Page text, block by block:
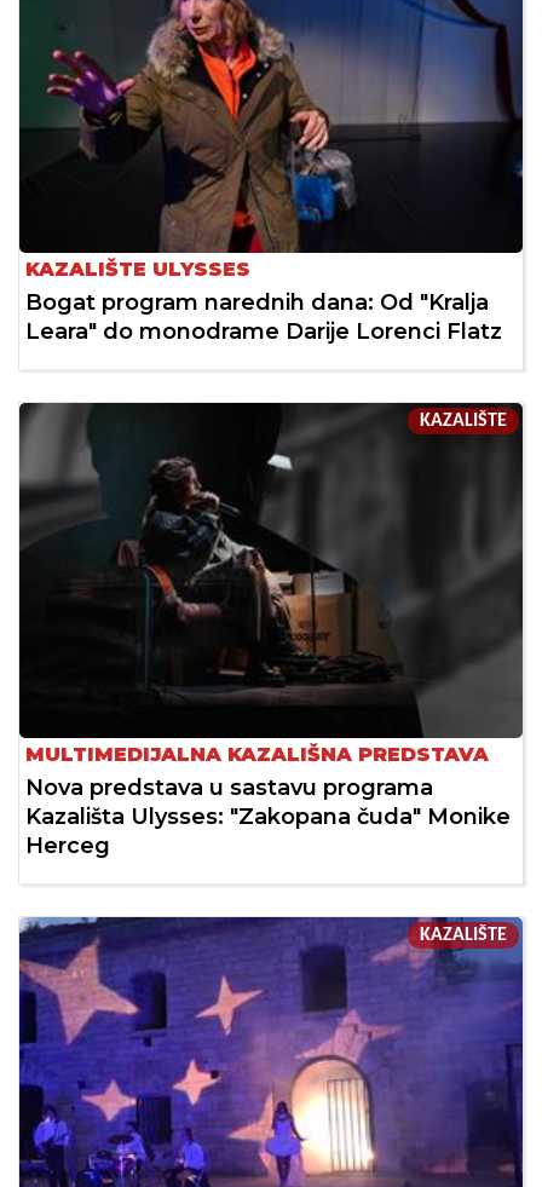
KAZALIŠTE ULYSSES
Bogat program narednih dana: Od "Kralja
Leara" do monodrame Darije Lorenci Flatz
KAZALIŠTE
MULTIMEDIJALNA KAZALIŠNA PREDSTAVA
Nova predstava u sastavu programa
Kazališta Ulysses: "Zakopana čuda" Monike
Herceg
KAZALIŠTE